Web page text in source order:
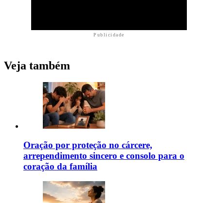
Publicidade
Veja também
Oração por proteção no cárcere,
arrependimento sincero e consolo para o
coração da família